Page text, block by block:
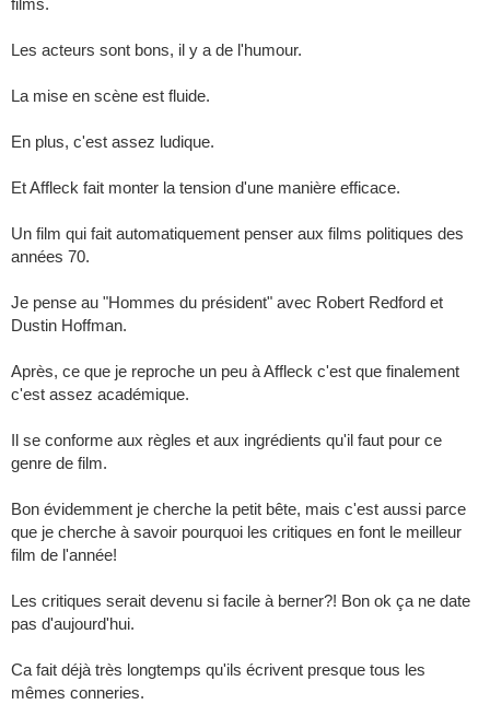
films.
Les acteurs sont bons, il y a de l'humour.
La mise en scène est fluide.
En plus, c'est assez ludique.
Et Affleck fait monter la tension d'une manière efficace.
Un film qui fait automatiquement penser aux films politiques des
années 70.
Je pense au "Hommes du président" avec Robert Redford et
Dustin Hoffman.
Après, ce que je reproche un peu à Affleck c'est que finalement
c'est assez académique.
Il se conforme aux règles et aux ingrédients qu'il faut pour ce
genre de film.
Bon évidemment je cherche la petit bête, mais c'est aussi parce
que je cherche à savoir pourquoi les critiques en font le meilleur
film de l'année!
Les critiques serait devenu si facile à berner?! Bon ok ça ne date
pas d'aujourd'hui.
Ca fait déjà très longtemps qu'ils écrivent presque tous les
mêmes conneries.